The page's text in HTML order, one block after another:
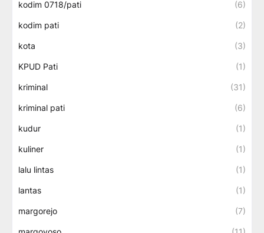
kodim 0718/pati (6)
kodim pati (2)
kota (3)
KPUD Pati (1)
kriminal (31)
kriminal pati (6)
kudur (1)
kuliner (1)
lalu lintas (1)
lantas (1)
margorejo (7)